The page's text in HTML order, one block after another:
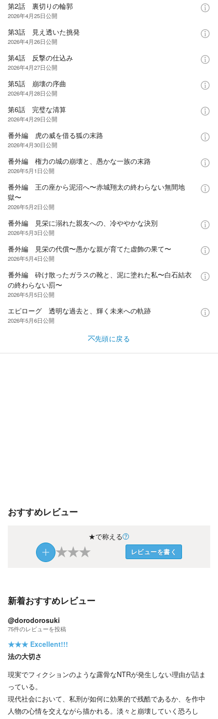
第2話 裏切りの輪郭
2026年4月25日公開
第3話 見え透いた挑発
2026年4月26日公開
第4話 反撃の仕込み
2026年4月27日公開
第5話 崩壊の序曲
2026年4月28日公開
第6話 完璧な清算
2026年4月29日公開
番外編 虎の威を借る狐の末路
2026年4月30日公開
番外編 権力の城の崩壊と、愚かな一族の末路
2026年5月1日公開
番外編 王の座から泥沼へ〜赤城翔太の終わらない無間地
獄〜
2026年5月2日公開
番外編 見栄に溺れた親友への、冷ややかな決別
2026年5月3日公開
番外編 見栄の代償〜愚かな親が育てた虚飾の果て〜
2026年5月4日公開
番外編 砕け散ったガラスの靴と、泥に塗れた私〜白石結衣
の終わらない罰〜
2026年5月5日公開
エピローグ 透明な過去と、輝く未来への軌跡
2026年5月6日公開
先頭に戻る
おすすめレビュー
★で称える
★★★ レビューを書く
新着おすすめレビュー
@dorodorosuki
75件のレビューを投稿
★★★ Excellent!!!
法の大切さ
現実でフィクションのような露骨なNTRが発生しない理由が詰ま
っている。
現代社会において、私刑が如何に効果的で残酷であるか、を作中
人物の心情を交えながら描かれる。淡々と崩壊していく恐ろし